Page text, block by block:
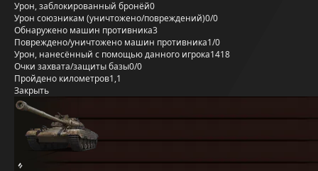
Урон, заблокированный бронёй0
Урон союзникам (уничтожено/повреждений)0/0
Обнаружено машин противника3
Повреждено/уничтожено машин противника1/0
Урон, нанесённый с помощью данного игрока1418
Очки захвата/защиты базы0/0
Пройдено километров1,1
Закрыть